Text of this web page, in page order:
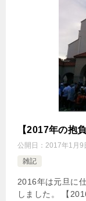
【2017年の抱
公開日： 2017年1月9
雑記
2016年は元旦に
しました。 【